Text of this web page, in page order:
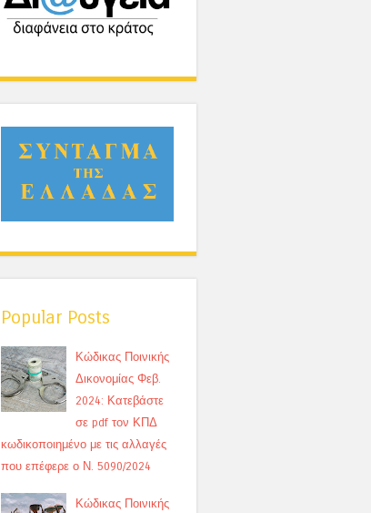
Popular Posts
Κώδικας Ποινικής
Δικονομίας Φεβ.
2024: Κατεβάστε
σε pdf τον ΚΠΔ
κωδικοποιημένο με τις αλλαγές
που επέφερε ο Ν. 5090/2024
Κώδικας Ποινικής